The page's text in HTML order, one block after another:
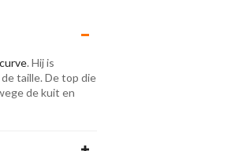
. Hij is
taille. De top die
de kuit en